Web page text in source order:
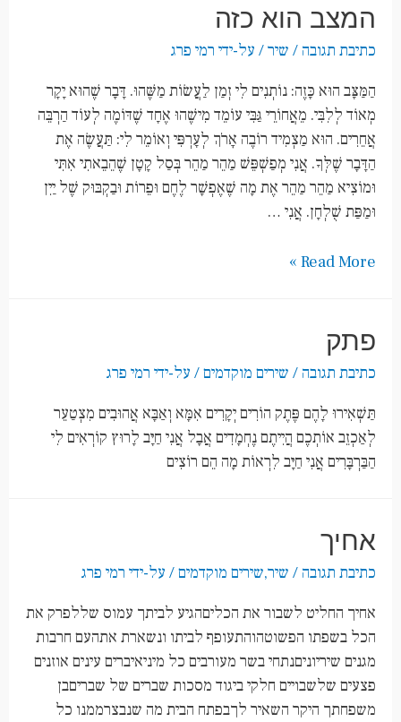
המצב הוא כזה
כתיבת תגובה / שיר/ על-ידי רמי פרג
הַמַּצָּב הוּא כָּזֶה: נוֹתְנִים לִי זְמַן לַעֲשׂוֹת מַשֶּׁהוּ. דָּבָר שֶׁהוּא יָקָר
מְאוֹד לְלִבִּי. מֵאֲחוֹרֵי גַּבִּי עוֹמֵד מִישֶׁהוּ אֶחָד שֶׁדּוֹמֶה לְעוֹד הַרְבֵּה
אֲחֵרִים. הוּא מַצְמִיד רוֹבֶה אָרֹךְ לְעָרְפִּי וְאוֹמֵר לִי: תַּעֲשֶׂה אֶת
הַדָּבָר שֶׁלְּךָ. אֲנִי מְפַשְׁפֵּשׁ מַהֵר מַהֵר בְּסַל קָטָן שֶׁהֵבֵאתִי אִתִּי
וּמוֹצִיא מַהֵר מַהֵר אֶת מָה שֶׁאֶפְשָׁר לֶחֶם וּפֵרוֹת וּבַקְבּוּק שֶׁל יַיִן
וּמַפַּת שֻׁלְחָן. אֲנִי …
Read More »
פתק
כתיבת תגובה / שירים מוקדמים/ על-ידי רמי פרג
תַּשְׁאִירוּ לָהֶם פֶּתֶק הוֹרִים יְקָרִים אִמָּא וְאַבָּא אֲהוּבִים מִצְטַעֵר
לְאַכְזֵב אוֹתְכֶם הֲיִיתֶם נֶחְמָדִים אֲבָל אֲנִי חַיָּב לָרוּץ קוֹרְאִים לִי
הַבַּרְבָּרִים אֲנִי חַיָּב לִרְאוֹת מָה הֵם רוֹצִים
אחיך
כתיבת תגובה / שיר,שירים מוקדמים/ על-ידי רמי פרג
אחיך החליט לשבור את הכליםהגיע לביתך עמוס שללפרק את
הכל בשפתו הפשוטהוהתעופף לביתו ונשארת אתהעם חרבות
מגנים שיריוניםנתחי בשר מעורבים כל מיניאיברים עינים אוזנים
פצעים שלשבויים חלקי ביגוד מסכות שברים של שבריםבן
משפחתך היקר השאיר לךבפתח הבית מה שנבצרממנו כל